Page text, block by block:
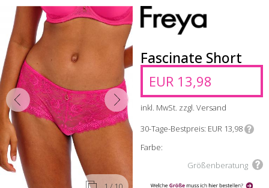
Fascinate Short
EUR 13,98
inkl. MwSt. zzgl. Versand
30-Tage-Bestpreis EUR 13,98
Farbe:
Größenberatung